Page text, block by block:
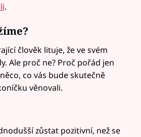
.
člověk lituje, že ve svém
Ale proč ne? Proč pořád jen
co vás bude skutečně
věnovali.
zůstat pozitivní, než se